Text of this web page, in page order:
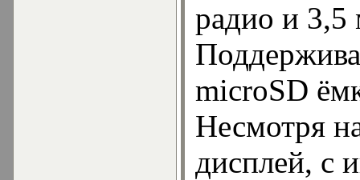
радио и 3,5
microSD
Несмотря
дисплей, с